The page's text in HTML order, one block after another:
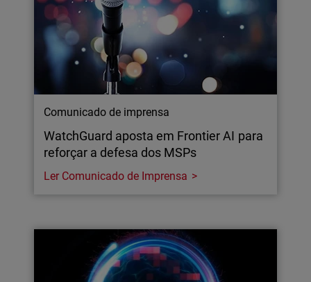
Comunicado de imprensa
WatchGuard aposta em Frontier AI para
reforçar a defesa dos MSPs
Ler Comunicado de Imprensa